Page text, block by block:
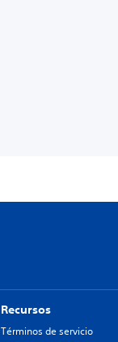
Recursos
Términos de servicio